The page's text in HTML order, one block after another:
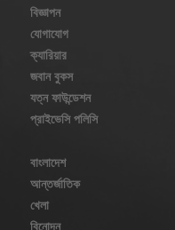
বিজ্ঞাপন
যোগাযোগ
ক্যারিয়ার
জবান বুকস
যত্ন ফাউন্ডেশন
প্রাইভেসি পলিসি
বাংলাদেশ
আন্তর্জাতিক
খেলা
বিনোদন